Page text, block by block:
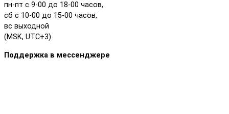
пн-пт с 9-00 до 18-00 часов,
сб с 10-00 до 15-00 часов,
вс выходной
(MSK, UTC+3)
Поддержка в мессенджере